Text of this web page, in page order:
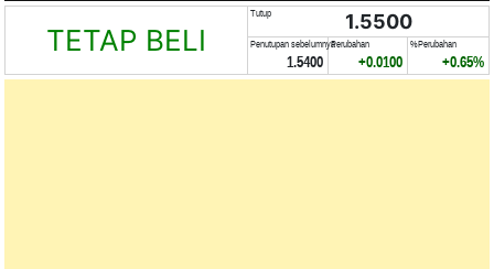
TETAP BELI
Tutup 1.5500
Penutupan sebelumnya
1.5400
Perubahan
+0.0100
%Perubahan
+0.65%